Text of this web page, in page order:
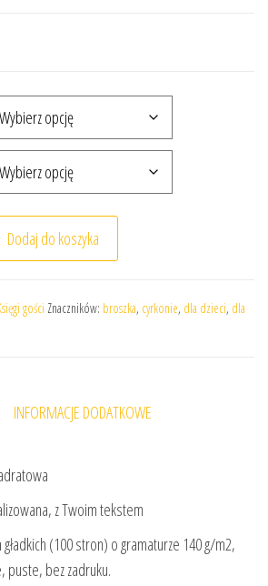
na narodziny CÓRKI, rose
Dodaj do koszyka
gości Znaczników: broszka, cyrkonie, dla dzieci, dla
INFORMACJE DODATKOWE
z Twoim tekstem
(100 stron) o gramaturze 140 g/m2,
puste, bez zadruku.